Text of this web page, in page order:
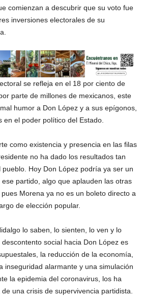
comienzan a descubrir que su voto fue
inversiones electorales de su
se refleja en el 18 por ciento de
parte de millones de mexicanos, este
humor a Don López y a sus epígonos,
en el poder político del Estado.
como existencia y presencia en las filas
no ha dado los resultados tan
Hoy Don López podría ya ser un
partido, algo que aplauden las otras
Morena ya no es un boleto directo a
de elección popular.
lo saben, lo sienten, lo ven y lo
social hacia Don López es
la reducción de la economía,
inseguridad alarmante y una simulación
la epidemia del coronavirus, los ha
una crisis de supervivencia partidista.